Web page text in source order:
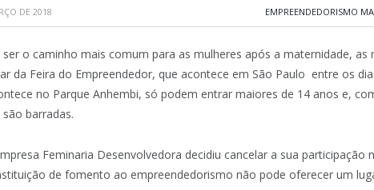
DE 2018 EMPREENDEDORISMO
o caminho mais comum para as mulheres após a maternidade, as
da Feira do Empreendedor, que acontece em São Paulo entre os
no Parque Anhembi, só podem entrar maiores de 14 anos e,
barradas.
Feminaria Desenvolvedora decidiu cancelar a sua participação
de fomento ao empreendedorismo não pode oferecer um